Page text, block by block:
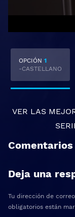
OPCIÓN 1
-CASTELLANO
VER LAS
Comentarios
Deja una
Tu dirección de
obligatorios están